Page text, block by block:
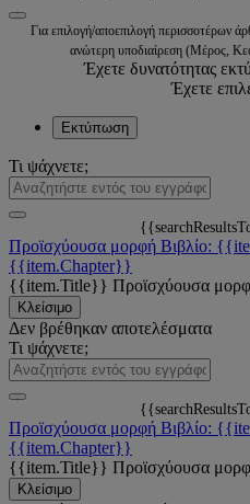
Για επιλογή/αποεπιλογή περισσοτέρων
ανώτερη υποδιαίρεση (Μέρος,
Έχετε δυνατότητας
Έχετε
Εκτύπωση
Τι ψάχνετε;
Προϊσχύουσα μορφή Βιβλίο:
{{item.Chapter}}
{{item.Title}} Προϊσχύουσα
Κλείσιμο
Δεν βρέθηκαν αποτελέσματα
Τι ψάχνετε;
Προϊσχύουσα μορφή Βιβλίο:
{{item.Chapter}}
{{item.Title}} Προϊσχύουσα
Κλείσιμο